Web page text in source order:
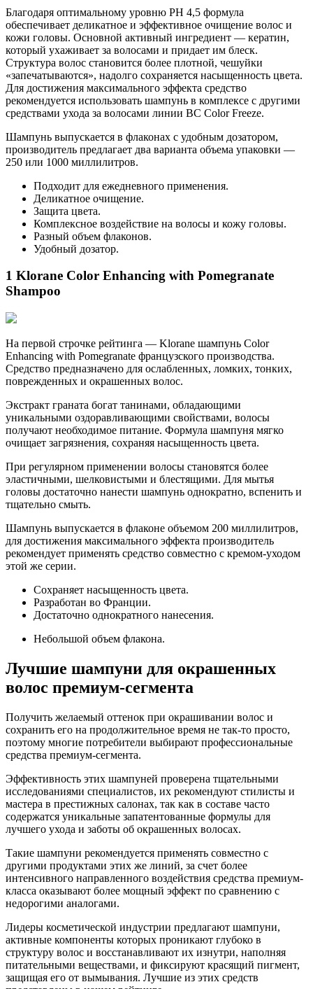
Благодаря оптимальному уровню РН 4,5 формула
обеспечивает деликатное и эффективное очищение волос и
кожи головы. Основной активный ингредиент — кератин,
который ухаживает за волосами и придает им блеск.
Структура волос становится более плотной, чешуйки
«запечатываются», надолго сохраняется насыщенность цвета.
Для достижения максимального эффекта средство
рекомендуется использовать шампунь в комплексе с другими
средствами ухода за волосами линии ВС Color Freeze.
Шампунь выпускается в флаконах с удобным дозатором,
производитель предлагает два варианта объема упаковки —
250 или 1000 миллилитров.
Подходит для ежедневного применения.
Деликатное очищение.
Защита цвета.
Комплексное воздействие на волосы и кожу головы.
Разный объем флаконов.
Удобный дозатор.
1 Klorane Color Enhancing with Pomegranate
Shampoo
На первой строчке рейтинга — Klorane шампунь Color
Enhancing with Pomegranate французского производства.
Средство предназначено для ослабленных, ломких, тонких,
поврежденных и окрашенных волос.
Экстракт граната богат танинами, обладающими
уникальными оздоравливающими свойствами, волосы
получают необходимое питание. Формула шампуня мягко
очищает загрязнения, сохраняя насыщенность цвета.
При регулярном применении волосы становятся более
эластичными, шелковистыми и блестящими. Для мытья
головы достаточно нанести шампунь однократно, вспенить и
тщательно смыть.
Шампунь выпускается в флаконе объемом 200 миллилитров,
для достижения максимального эффекта производитель
рекомендует применять средство совместно с кремом-уходом
этой же серии.
Сохраняет насыщенность цвета.
Разработан во Франции.
Достаточно однократного нанесения.
Небольшой объем флакона.
Лучшие шампуни для окрашенных
волос премиум-сегмента
Получить желаемый оттенок при окрашивании волос и
сохранить его на продолжительное время не так-то просто,
поэтому многие потребители выбирают профессиональные
средства премиум-сегмента.
Эффективность этих шампуней проверена тщательными
исследованиями специалистов, их рекомендуют стилисты и
мастера в престижных салонах, так как в составе часто
содержатся уникальные запатентованные формулы для
лучшего ухода и заботы об окрашенных волосах.
Такие шампуни рекомендуется применять совместно с
другими продуктами этих же линий, за счет более
интенсивного направленного воздействия средства премиум-
класса оказывают более мощный эффект по сравнению с
недорогими аналогами.
Лидеры косметической индустрии предлагают шампуни,
активные компоненты которых проникают глубоко в
структуру волос и восстанавливают их изнутри, наполняя
питательными веществами, и фиксируют красящий пигмент,
защищая его от вымывания. Лучшие из этих средств